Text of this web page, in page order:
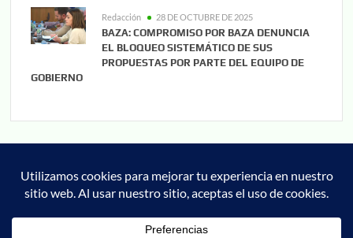
Redacción 28 DE OCTUBRE DE 2025
BAZA: COMPROMISO POR BAZA DENUNCIA
EL BLOQUEO SISTEMÁTICO DE SUS
PROPUESTAS POR PARTE DEL EQUIPO DE
GOBIERNO
Noticias Cultura
Deportes
Cofrade
Granada Actualidad